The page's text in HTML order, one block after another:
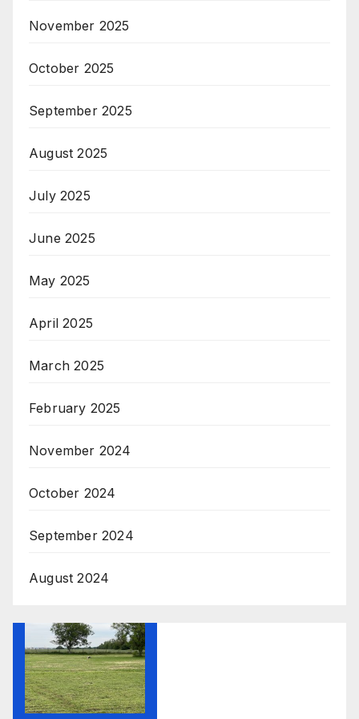
November 2025
October 2025
September 2025
August 2025
July 2025
June 2025
May 2025
April 2025
March 2025
February 2025
November 2024
October 2024
September 2024
August 2024